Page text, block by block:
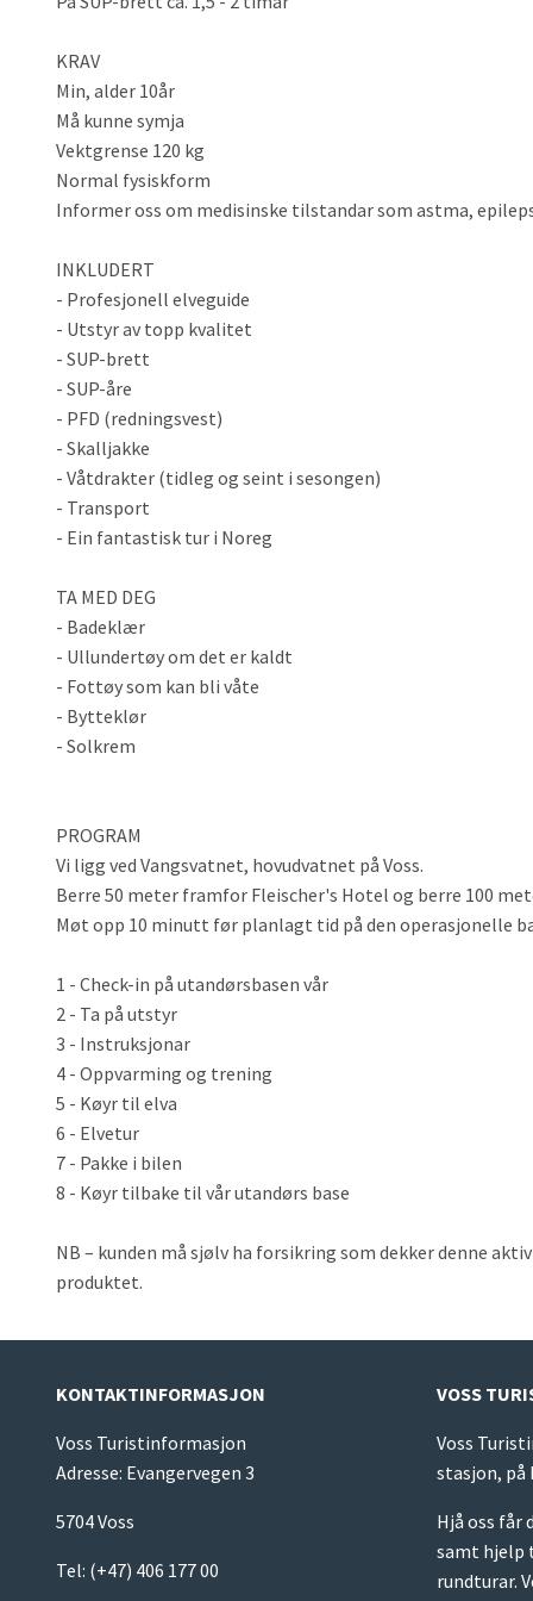
KRAV
Min, alder 10år
Må kunne symja
Vektgrense 120 kg
Normal fysiskform
Informer oss om medisinske tilstandar som astma,
INKLUDERT
- Profesjonell elveguide
- Utstyr av topp kvalitet
- SUP-brett
- SUP-åre
- PFD (redningsvest)
- Skalljakke
- Våtdrakter (tidleg og seint i sesongen)
- Transport
- Ein fantastisk tur i Noreg
TA MED DEG
- Badeklær
- Ullundertøy om det er kaldt
- Fottøy som kan bli våte
- Bytteklør
- Solkrem
PROGRAM
Vi ligg ved Vangsvatnet, hovudvatnet på Voss.
Berre 50 meter framfor Fleischer's Hotel og berre 100
Møt opp 10 minutt før planlagt tid på den operasjonelle
1 - Check-in på utandørsbasen vår
2 - Ta på utstyr
3 - Instruksjonar
4 - Oppvarming og trening
5 - Køyr til elva
6 - Elvetur
7 - Pakke i bilen
8 - Køyr tilbake til vår utandørs base
NB – kunden må sjølv ha forsikring som dekker denne
produktet.
KONTAKTINFORMASJON
Voss Turistinformasjon
Adresse: Evangervegen 3
5704 Voss
Tel: (+47) 406 177 00
VOSS
Voss
stasjon, på
Hjå oss får
samt hjelp
rundturar.